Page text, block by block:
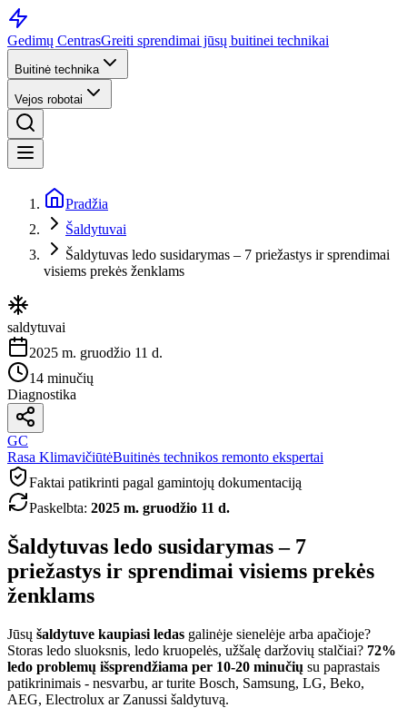
Gedimų CentrasGreiti sprendimai jūsų buitinei technikai
Buitinė technika
Vejos robotai
Pradžia
Šaldytuvai
Šaldytuvas ledo susidarymas – 7 priežastys ir sprendimai
visiems prekės ženklams
saldytuvai
2025 m. gruodžio 11 d.
14 minučių
Diagnostika
GC
Rasa KlimavičiūtėBuitinės technikos remonto ekspertai
Faktai patikrinti pagal gamintojų dokumentaciją
Paskelbta: 2025 m. gruodžio 11 d.
Šaldytuvas ledo susidarymas – 7
priežastys ir sprendimai visiems prekės
ženklams
Jūsų šaldytuve kaupiasi ledas galinėje sienelėje arba apačioje?
Storas ledo sluoksnis, ledo kruopelės, užšalę daržovių stalčiai? 72%
ledo problemų išsprendžiama per 10-20 minučių su paprastais
patikrinimais - nesvarbu, ar turite Bosch, Samsung, LG, Beko,
AEG, Electrolux ar Zanussi šaldytuvą.